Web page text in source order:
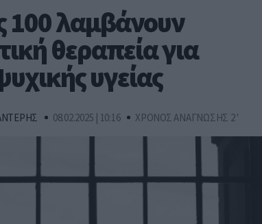
100 λαμβάνουν
θεραπεία για
υγείας
08.02.2025 | 10:16 ΧΡΟΝΟΣ ΑΝΑΓΝΩΣΗΣ 2 '